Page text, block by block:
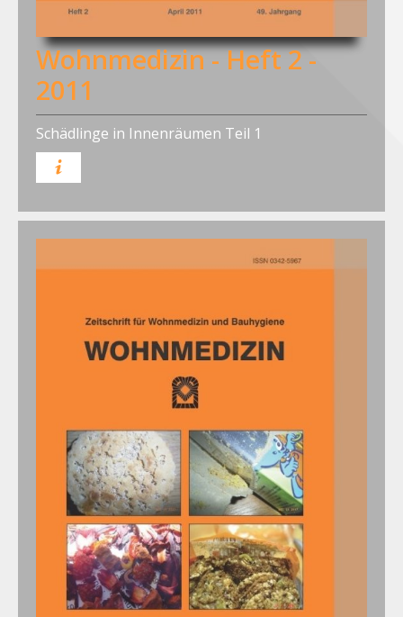
Wohnmedizin - Heft 2 -
2011
Schädlinge in Innenräumen Teil 1